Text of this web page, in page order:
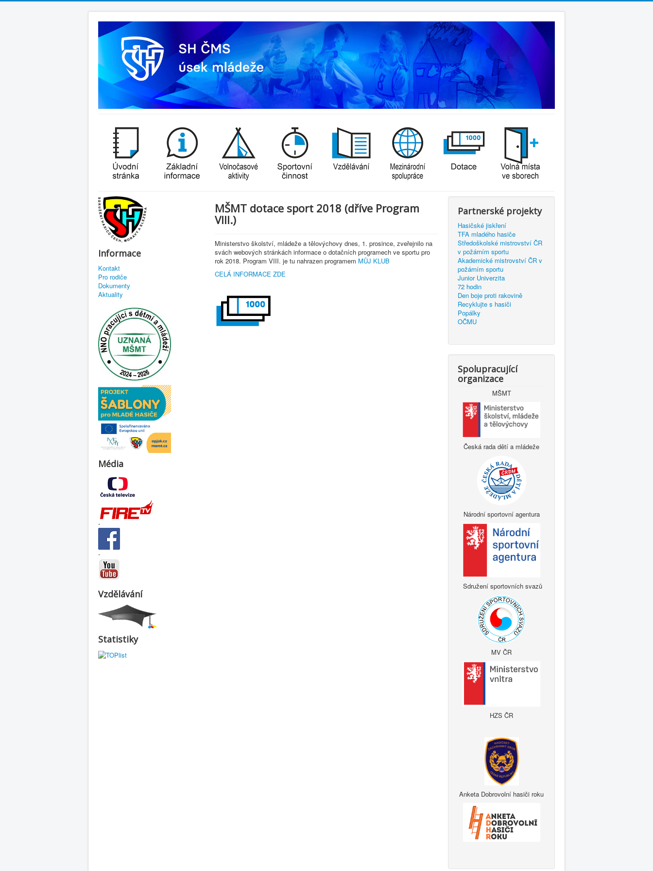
Informace
Kontakt
Pro rodiče
Dokumenty
Aktuality
Média
-
-
Vzdělávání
Statistiky
MŠMT dotace sport 2018 (dříve Program
VIII.)
Ministerstvo školství, mládeže a tělovýchovy dnes, 1. prosince, zveřejnilo na
svách webových stránkách informace o dotačních programech ve sportu pro
rok 2018. Program VIII. je tu nahrazen programem MŮJ KLUB
CELÁ INFORMACE ZDE
Partnerské projekty
Hasičské jiskření
TFA mladého hasiče
Středoškolské mistrovství ČR
v požárním sportu
Akademické mistrovství ČR v
požárním sportu
Junior Univerzita
72 hodin
Den boje proti rakovině
Recyklujte s hasiči
Popálky
OČMU
Spolupracující
organizace
MŠMT
Česká rada dětí a mládeže
Národní sportovní agentura
Sdružení sportovních svazů
MV ČR
HZS ČR
Anketa Dobrovolní hasiči roku